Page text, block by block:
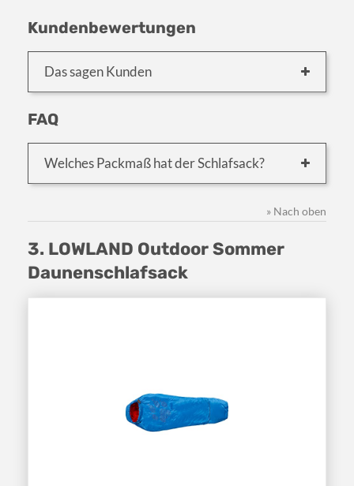
Kundenbewertungen
Das sagen Kunden
FAQ
Welches Packmaß hat der Schlafsack?
» Nach oben
3. LOWLAND Outdoor Sommer
Daunenschlafsack